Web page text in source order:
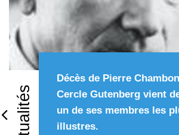
Actualités
Précédent
Décès de Pierre
Cercle Gutenberg vient
un de ses membres les
illustres.